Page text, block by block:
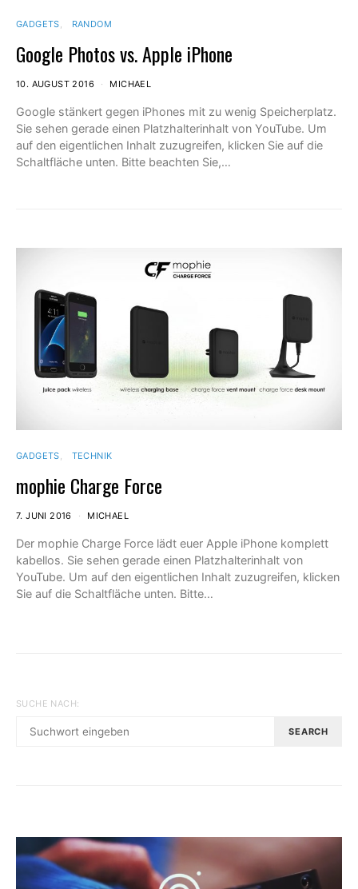
GADGETS RANDOM
Google Photos vs. Apple iPhone
10. AUGUST 2016 MICHAEL
Google stänkert gegen iPhones mit zu wenig Speicherplatz.
Sie sehen gerade einen Platzhalterinhalt von YouTube. Um
auf den eigentlichen Inhalt zuzugreifen, klicken Sie auf die
Schaltfläche unten. Bitte beachten Sie,…
GADGETS TECHNIK
mophie Charge Force
7. JUNI 2016 MICHAEL
Der mophie Charge Force lädt euer Apple iPhone komplett
kabellos. Sie sehen gerade einen Platzhalterinhalt von
YouTube. Um auf den eigentlichen Inhalt zuzugreifen, klicken
Sie auf die Schaltfläche unten. Bitte…
SUCHE NACH:
SEARCH